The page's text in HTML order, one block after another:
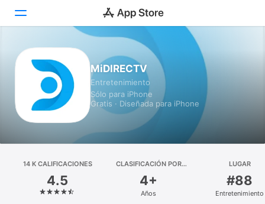
Hoy
Juegos
Apps
Plataforma
iPhone
MiDIRECTV
Entretenimiento
Sólo para iPhone
Gratis · Diseñada para iPhone
14 K CALIFICACIONES
4.5
CLASIFICACIÓN POR
4+
Años
LUGAR
#88
Entretenimiento